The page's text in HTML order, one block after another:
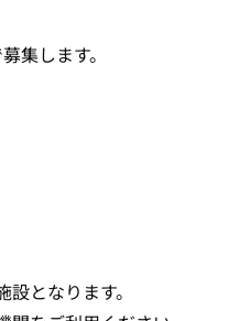
集します。
となります。